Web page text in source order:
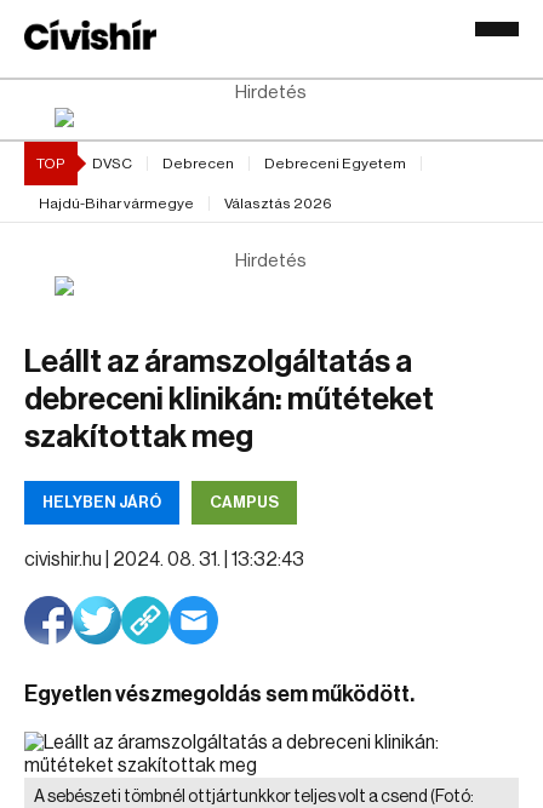
Hirdetés
TOP DVSC Debrecen Debreceni Egyetem
Hajdú-Bihar vármegye Választás 2026
Hirdetés
Leállt az áramszolgáltatás a
debreceni klinikán: műtéteket
szakítottak meg
HELYBEN JÁRÓ CAMPUS
civishir.hu | 2024. 08. 31. | 13:32:43
Egyetlen vészmegoldás sem működött.
A sebészeti tömbnél ottjártunkkor teljes volt a csend (Fotó: